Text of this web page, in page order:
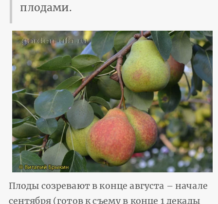
плодами.
Плоды созревают в конце августа – начале
сентября (готов к съему в конце 1 декады